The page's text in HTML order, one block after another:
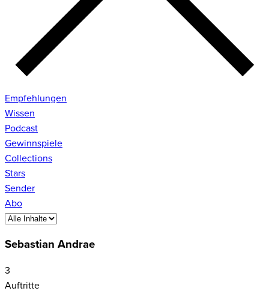
Empfehlungen
Wissen
Podcast
Gewinnspiele
Collections
Stars
Sender
Abo
Sebastian Andrae
3
Auftritte